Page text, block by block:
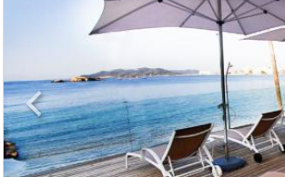
Previous